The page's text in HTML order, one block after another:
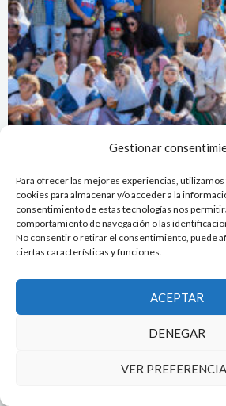
Gestionar
Para ofrecer las mejores experiencias,
cookies para almacenar y/o acceder a la
consentimiento de estas tecnologías nos
comportamiento de navegación o las
No consentir o retirar el consentimiento, puede
ciertas características y funciones.
ACEPTAR
DENEGAR
VER